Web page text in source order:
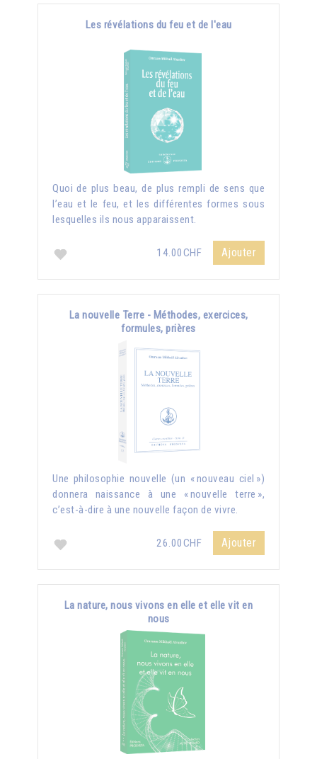
Les révélations du feu et de l'eau
Quoi de plus beau, de plus rempli de sens que
l’eau et le feu, et les différentes formes sous
lesquelles ils nous apparaissent.
14.00CHF Ajouter
La nouvelle Terre - Méthodes, exercices,
formules, prières
Une philosophie nouvelle (un « nouveau ciel »)
donnera naissance à une « nouvelle terre »,
c’est-à-dire à une nouvelle façon de vivre.
26.00CHF Ajouter
La nature, nous vivons en elle et elle vit en
nous